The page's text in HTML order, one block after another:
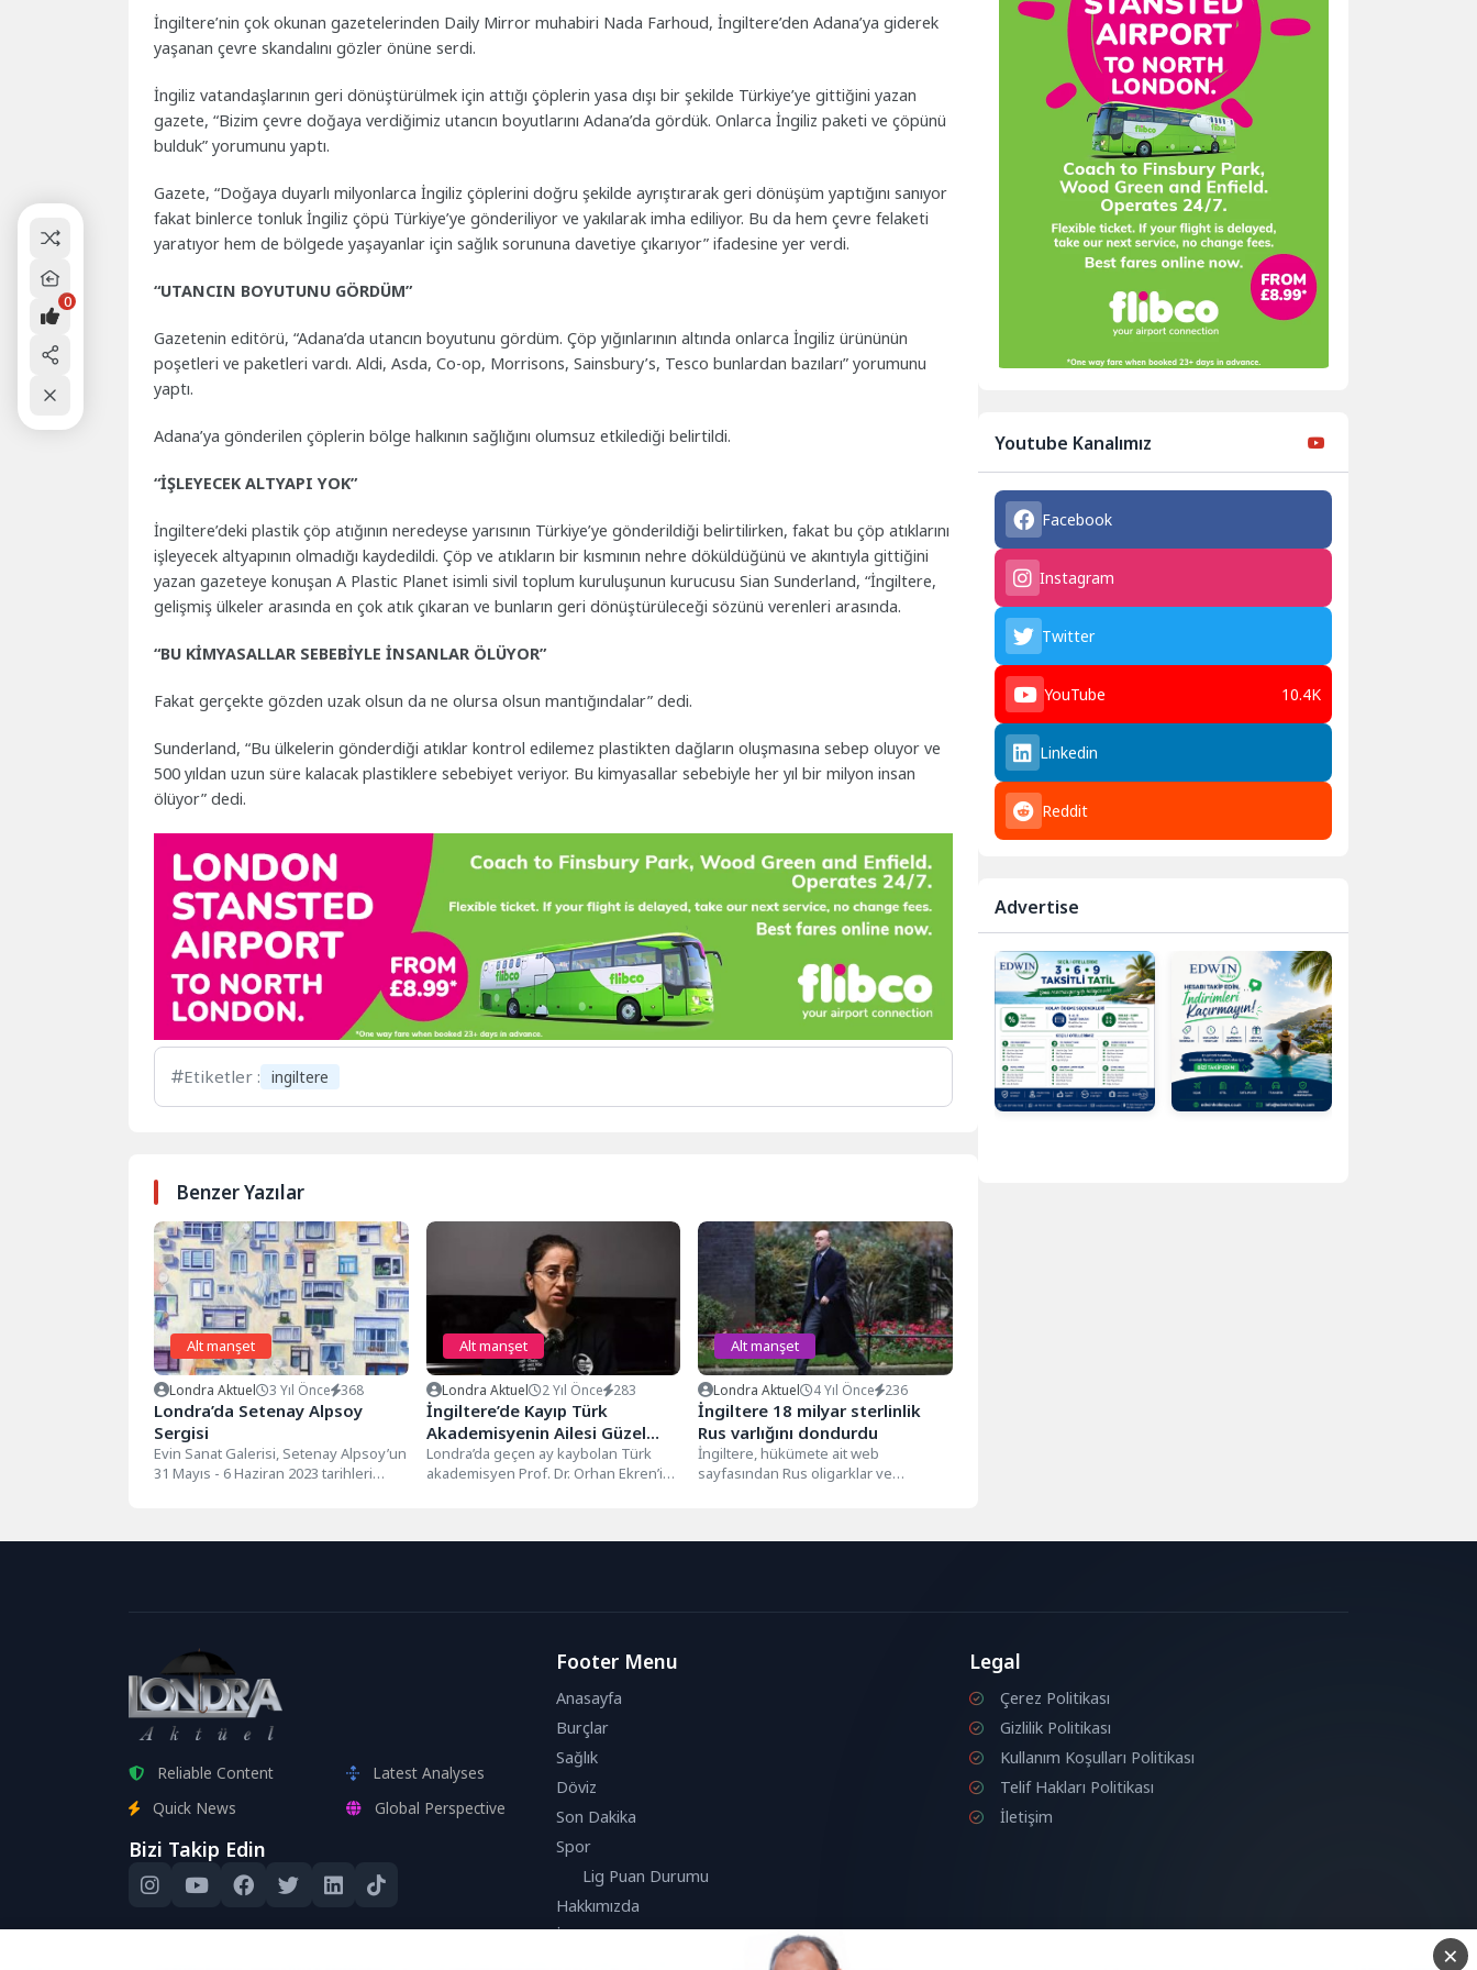
İngiltere’nin çok okunan gazetelerinden Daily Mirror muhabiri Nada Farhoud, İngiltere’den Adana’ya giderek
yaşanan çevre skandalını gözler önüne serdi.
İngiliz vatandaşlarının geri dönüştürülmek için attığı çöplerin yasa dışı bir şekilde Türkiye’ye gittiğini yazan
gazete, “Bizim çevre doğaya verdiğimiz utancın boyutlarını Adana’da gördük. Onlarca İngiliz paketi ve çöpünü
bulduk” yorumunu yaptı.
Gazete, “Doğaya duyarlı milyonlarca İngiliz çöplerini doğru şekilde ayrıştırarak geri dönüşüm yaptığını sanıyor
fakat binlerce tonluk İngiliz çöpü Türkiye’ye gönderiliyor ve yakılarak imha ediliyor. Bu da hem çevre felaketi
yaratıyor hem de bölgede yaşayanlar için sağlık sorununa davetiye çıkarıyor” ifadesine yer verdi.
“UTANCIN BOYUTUNU GÖRDÜM”
Gazetenin editörü, “Adana’da utancın boyutunu gördüm. Çöp yığınlarının altında onlarca İngiliz ürününün
poşetleri ve paketleri vardı. Aldi, Asda, Co-op, Morrisons, Sainsbury’s, Tesco bunlardan bazıları” yorumunu
yaptı.
Adana’ya gönderilen çöplerin bölge halkının sağlığını olumsuz etkilediği belirtildi.
“İŞLEYECEK ALTYAPI YOK”
İngiltere’deki plastik çöp atığının neredeyse yarısının Türkiye’ye gönderildiği belirtilirken, fakat bu çöp atıklarını
işleyecek altyapının olmadığı kaydedildi. Çöp ve atıkların bir kısmının nehre döküldüğünü ve akıntıyla gittiğini
yazan gazeteye konuşan A Plastic Planet isimli sivil toplum kuruluşunun kurucusu Sian Sunderland, “İngiltere,
gelişmiş ülkeler arasında en çok atık çıkaran ve bunların geri dönüştürüleceği sözünü verenleri arasında.
“BU KİMYASALLAR SEBEBİYLE İNSANLAR ÖLÜYOR”
Fakat gerçekte gözden uzak olsun da ne olursa olsun mantığındalar” dedi.
Sunderland, “Bu ülkelerin gönderdiği atıklar kontrol edilemez plastikten dağların oluşmasına sebep oluyor ve
500 yıldan uzun süre kalacak plastiklere sebebiyet veriyor. Bu kimyasallar sebebiyle her yıl bir milyon insan
ölüyor” dedi.
Etiketler : ingiltere
Benzer Yazılar
Alt manşet
Londra Aktuel 3 Yıl Önce 368
Londra’da Setenay Alpsoy
Sergisi
Evin Sanat Galerisi, Setenay Alpsoy’un
31 Mayıs - 6 Haziran 2023 tarihleri
Alt manşet
Londra Aktuel 2 Yıl Önce 283
İngiltere’de Kayıp Türk
Akademisyenin Ailesi Güzel
Haberi Bekliyor
Londra’da geçen ay kaybolan Türk
akademisyen Prof. Dr. Orhan Ekren’in
Alt manşet
Londra Aktuel 4 Yıl Önce 236
İngiltere 18 milyar sterlinlik
Rus varlığını dondurdu
İngiltere, hükümete ait web
sayfasından Rus oligarklar ve
Youtube Kanalımız
Facebook
Instagram
Twitter
YouTube 10.4K
Linkedin
Reddit
Advertise
Reliable Content
Latest Analyses
Quick News
Global Perspective
Bizi Takip Edin
Footer Menu
Anasayfa
Burçlar
Sağlık
Döviz
Son Dakika
Spor
Lig Puan Durumu
Hakkımızda
İletişim
Legal
Çerez Politikası
Gizlilik Politikası
Kullanım Koşulları Politikası
Telif Hakları Politikası
İletişim
0